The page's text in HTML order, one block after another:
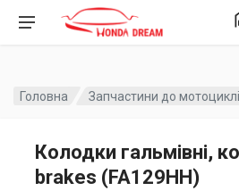
Головна Запчастини до
Колодки гальмівні,
brakes (FA129HH)